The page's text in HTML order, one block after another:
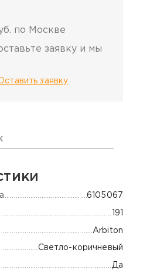
по Москве
заявку и мы
заявку
о товаре
6105067
191
Arbiton
Светло-коричневый
Да